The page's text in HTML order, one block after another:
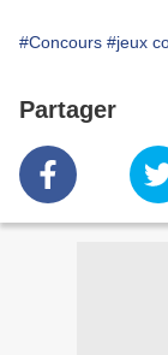
#Concours #jeux
Partager